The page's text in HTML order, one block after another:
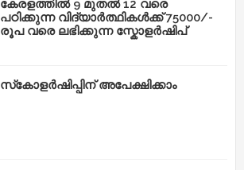
കേരളത്തിൽ 9 മുതൽ 12 വരെ
പഠിക്കുന്ന വിദ്യാർത്ഥികൾക്ക് 75000/-
രൂപ വരെ ലഭിക്കുന്ന സ്കോളർഷിപ്
സ്‌കോളർഷിപ്പിന് അപേക്ഷിക്കാം